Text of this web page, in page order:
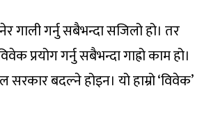
गाली गर्नु सबैभन्दा सजिलो हो। तर
प्रयोग गर्नु सबैभन्दा गाह्रो काम हो।
बदल्ने होइन। यो हाम्रो ‘विवेक’